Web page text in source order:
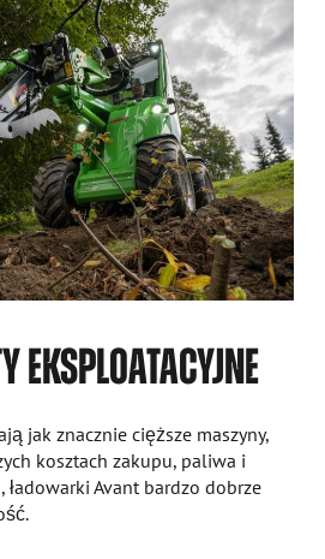
EKSPLOATACYJNE
jak znacznie cięższe maszyny,
kosztach zakupu, paliwa i
ładowarki Avant bardzo dobrze